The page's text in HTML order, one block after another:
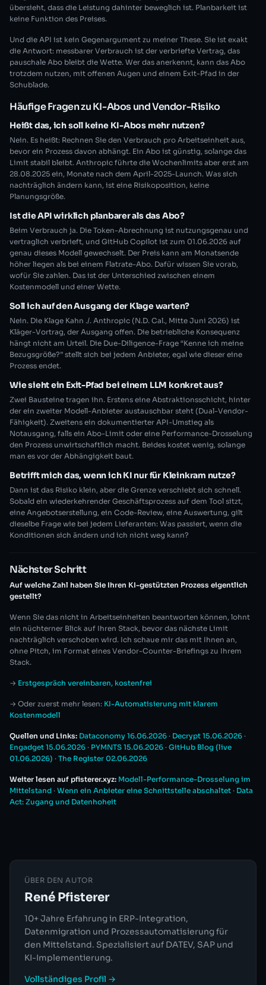
übersieht, dass die Leistung dahinter beweglich ist. Planbarkeit ist
keine Funktion des Preises.
Und die API ist kein Gegenargument zu meiner These. Sie ist exakt
die Antwort: messbarer Verbrauch ist der verbriefte Vertrag, das
pauschale Abo bleibt die Wette. Wer das anerkennt, kann das Abo
trotzdem nutzen, mit offenen Augen und einem Exit-Pfad in der
Schublade.
Häufige Fragen zu KI-Abos und Vendor-Risiko
Heißt das, ich soll keine KI-Abos mehr nutzen?
Nein. Es heißt: Rechnen Sie den Verbrauch pro Arbeitseinheit aus,
bevor ein Prozess davon abhängt. Ein Abo ist günstig, solange das
Limit stabil bleibt. Anthropic führte die Wochenlimits aber erst am
28.08.2025 ein, Monate nach dem April-2025-Launch. Was sich
nachträglich ändern kann, ist eine Risikoposition, keine
Planungsgröße.
Ist die API wirklich planbarer als das Abo?
Beim Verbrauch ja. Die Token-Abrechnung ist nutzungsgenau und
vertraglich verbrieft, und GitHub Copilot ist zum 01.06.2026 auf
genau dieses Modell gewechselt. Der Preis kann am Monatsende
höher liegen als bei einem Flatrate-Abo. Dafür wissen Sie vorab,
wofür Sie zahlen. Das ist der Unterschied zwischen einem
Kostenmodell und einer Wette.
Soll ich auf den Ausgang der Klage warten?
Nein. Die Klage Kahn ./. Anthropic (N.D. Cal., Mitte Juni 2026) ist
Kläger-Vortrag, der Ausgang offen. Die betriebliche Konsequenz
hängt nicht am Urteil. Die Due-Diligence-Frage “Kenne ich meine
Bezugsgröße?” stellt sich bei jedem Anbieter, egal wie dieser eine
Prozess endet.
Wie sieht ein Exit-Pfad bei einem LLM konkret aus?
Zwei Bausteine tragen ihn. Erstens eine Abstraktionsschicht, hinter
der ein zweiter Modell-Anbieter austauschbar steht (Dual-Vendor-
Fähigkeit). Zweitens ein dokumentierter API-Umstieg als
Notausgang, falls ein Abo-Limit oder eine Performance-Drosselung
den Prozess unwirtschaftlich macht. Beides kostet wenig, solange
man es vor der Abhängigkeit baut.
Betrifft mich das, wenn ich KI nur für Kleinkram nutze?
Dann ist das Risiko klein, aber die Grenze verschiebt sich schnell.
Sobald ein wiederkehrender Geschäftsprozess auf dem Tool sitzt,
eine Angebotserstellung, ein Code-Review, eine Auswertung, gilt
dieselbe Frage wie bei jedem Lieferanten: Was passiert, wenn die
Konditionen sich ändern und ich nicht weg kann?
Nächster Schritt
Auf welche Zahl haben Sie Ihren KI-gestützten Prozess eigentlich
gestellt?
Wenn Sie das nicht in Arbeitseinheiten beantworten können, lohnt
ein nüchterner Blick auf Ihren Stack, bevor das nächste Limit
nachträglich verschoben wird. Ich schaue mir das mit Ihnen an,
ohne Pitch, im Format eines Vendor-Counter-Briefings zu Ihrem
Stack.
→ Erstgespräch vereinbaren, kostenfrei
→ Oder zuerst mehr lesen: KI-Automatisierung mit klarem
Kostenmodell
Quellen und Links: Dataconomy 16.06.2026 · Decrypt 15.06.2026 ·
Engadget 15.06.2026 · PYMNTS 15.06.2026 · GitHub Blog (live
01.06.2026) · The Register 02.06.2026
Weiter lesen auf pfisterer.xyz: Modell-Performance-Drosselung im
Mittelstand · Wenn ein Anbieter eine Schnittstelle abschaltet · Data
Act: Zugang und Datenhoheit
ÜBER DEN AUTOR
René Pfisterer
10+ Jahre Erfahrung in ERP-Integration,
Datenmigration und Prozessautomatisierung für
den Mittelstand. Spezialisiert auf DATEV, SAP und
KI-Implementierung.
Vollständiges Profil →